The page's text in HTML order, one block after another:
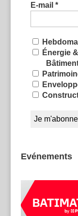
E-mail *
Énergie
Evénements